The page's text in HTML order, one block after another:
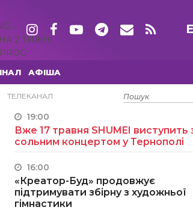
2 ТИЖНІ
АФІША
ТЕЛЕКАНАЛ
15 ТРАВНЯ
19:00
Вже 17 травня SHUMEI виступить
сольним концертом у Тернополі
16:00
«Креатор-Буд» продовжує
підтримувати збірну з художньої
гімнастики